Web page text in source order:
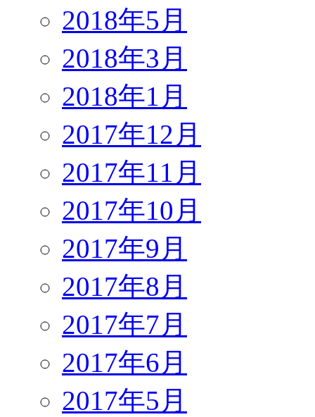
2018年5月
2018年3月
2018年1月
2017年12月
2017年11月
2017年10月
2017年9月
2017年8月
2017年7月
2017年6月
2017年5月